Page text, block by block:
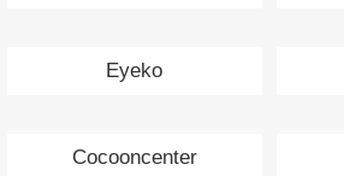
Eyeko
Cocooncenter